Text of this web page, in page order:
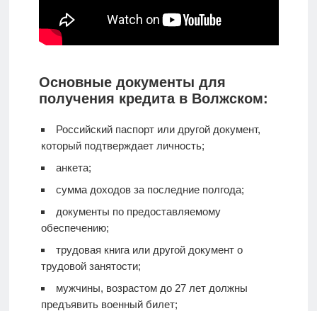
Основные документы для
получения кредита в Волжском:
Российский паспорт или другой документ,
который подтверждает личность;
анкета;
сумма доходов за последние полгода;
документы по предоставляемому
обеспечению;
трудовая книга или другой документ о
трудовой занятости;
мужчины, возрастом до 27 лет должны
предъявить военный билет;